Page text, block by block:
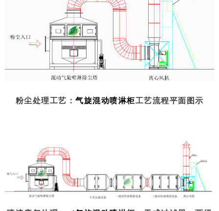
粉尘处理工艺： 气旋混动喷淋柜工艺流程平面图示